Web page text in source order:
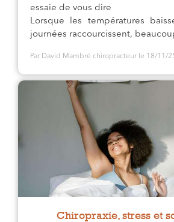
essaie de vous dire
Lorsque les températures
journées raccourcissent,
Par David Mambré chiropracteur le 18/11/
Chiropraxie, stress et